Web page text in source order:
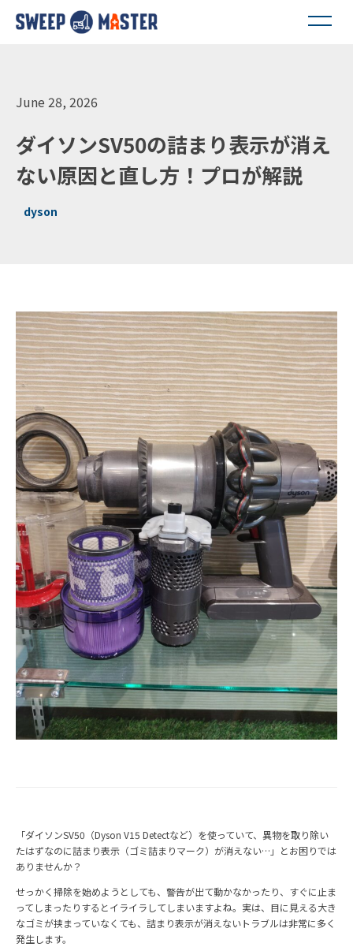
June 28, 2026
ダイソンSV50の詰まり表示が消え
ない原因と直し方！プロが解説
dyson
「ダイソンSV50（Dyson V15 Detectなど）を使っていて、異物を取り除い
たはずなのに詰まり表示（ゴミ詰まりマーク）が消えない…」とお困りでは
ありませんか？
せっかく掃除を始めようとしても、警告が出て動かなかったり、すぐに止ま
ってしまったりするとイライラしてしまいますよね。実は、目に見える大き
なゴミが挟まっていなくても、詰まり表示が消えないトラブルは非常に多く
発生します。